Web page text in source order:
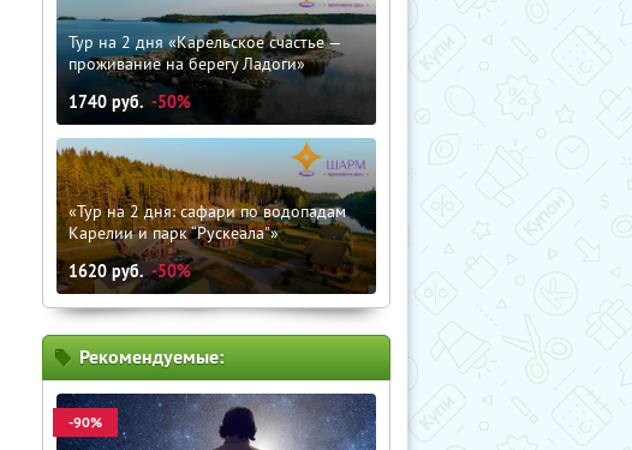
Тур на 2 дня «Карельское счастье —
проживание на берегу Ладоги»
1740 руб. -50%
«Тур на 2 дня: сафари по водопадам
Карелии и парк “Рускеала"»
1620руб. -50%
Рекомендуемые:
-90%